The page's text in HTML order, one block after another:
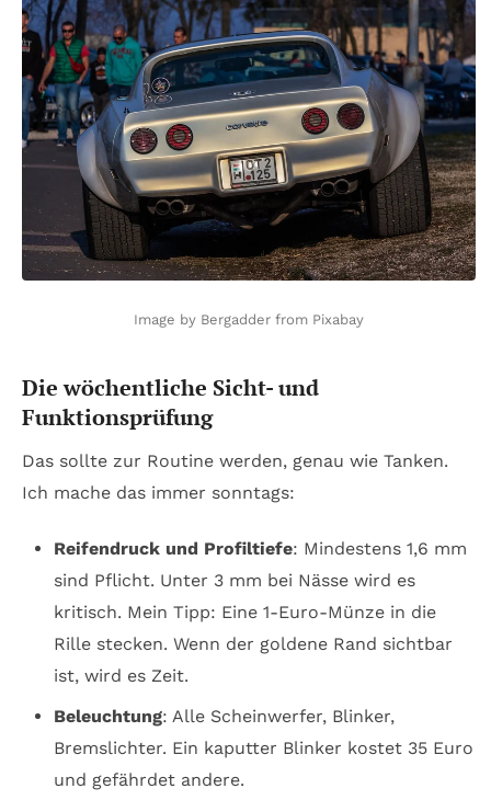
Image by Bergadder from Pixabay
Die wöchentliche Sicht- und
Funktionsprüfung
Das sollte zur Routine werden, genau wie Tanken.
Ich mache das immer sonntags:
Reifendruck und Profiltiefe: Mindestens 1,6 mm
sind Pflicht. Unter 3 mm bei Nässe wird es
kritisch. Mein Tipp: Eine 1-Euro-Münze in die
Rille stecken. Wenn der goldene Rand sichtbar
ist, wird es Zeit.
Beleuchtung: Alle Scheinwerfer, Blinker,
Bremslichter. Ein kaputter Blinker kostet 35 Euro
und gefährdet andere.